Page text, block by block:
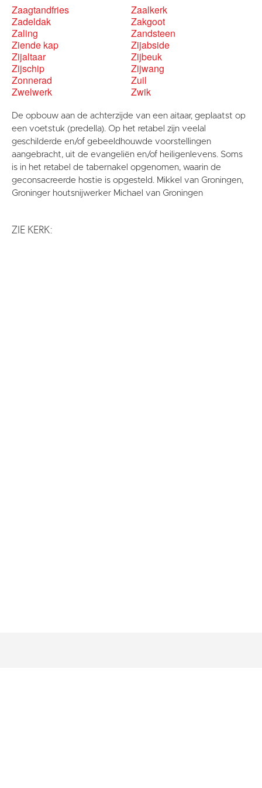
Zaagtandfries
Zaalkerk
Zadeldak
Zakgoot
Zaling
Zandsteen
Ziende kap
Zijabside
Zijaltaar
Zijbeuk
Zijschip
Zijwang
Zonnerad
Zuil
Zwelwerk
Zwik
De opbouw aan de achterzijde van een aitaar, geplaatst op
een voetstuk (predella). Op het retabel zijn veelal
geschilderde en/of gebeeldhouwde voorstellingen
aangebracht, uit de evangeliën en/of heiligenlevens. Soms
is in het retabel de tabernakel opgenomen, waarin de
geconsacreerde hostie is opgesteld. Mikkel van Groningen,
Groninger houtsnijwerker Michael van Groningen
ZIE KERK: